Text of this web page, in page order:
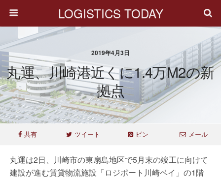
LOGISTICS TODAY
2019年4月3日
丸運、川崎港近くに1.4万m2の新
拠点
共有 ツイート ピン メール
丸運は2日、川崎市の東扇島地区で5月末の竣工に向けて
建設が進む賃貸物流施設「ロジポート川崎ベイ」の1階